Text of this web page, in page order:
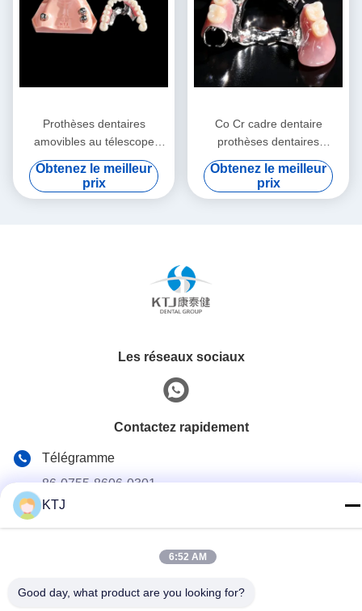
Prothèses dentaires
amovibles au télescope
Prothèses dentaires précise
Prothèses dentaires
excédentaires Arylique
Obtenez le meilleur
prix
Co Cr cadre dentaire
prothèses dentaires
amovibles fausses dents
amovibles
Obtenez le meilleur
prix
Les réseaux sociaux
Contactez rapidement
Télégramme
86-0755-8606-0301
Le bâtiment de l'industrie de la santé KangtaiJian.No.7 rue
KTJ
6:52 AM
Good day, what product are you looking for?